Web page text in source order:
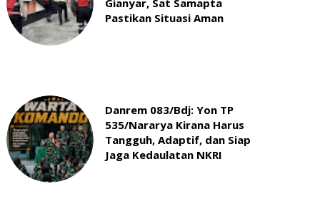
Gianyar, Sat Samapta
Pastikan Situasi Aman
Danrem 083/Bdj: Yon TP
535/Nararya Kirana Harus
Tangguh, Adaptif, dan Siap
Jaga Kedaulatan NKRI